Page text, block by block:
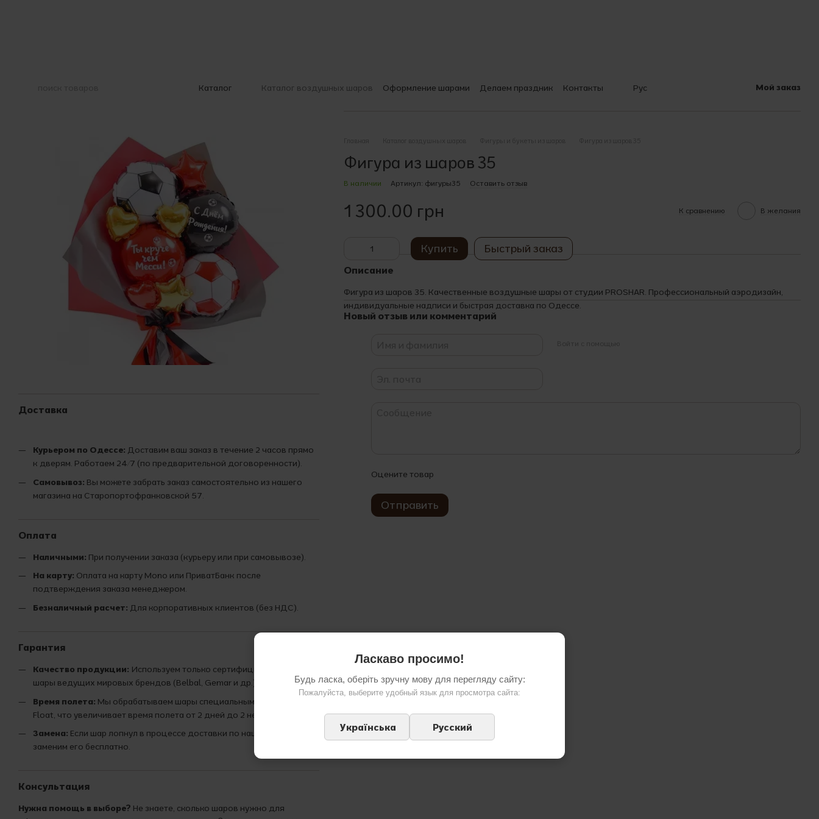
Каталог Каталог воздушных шаров Оформление шарами Делаем праздник
Контакты
Рус Мой заказ
Доставка
Курьером по Одессе: Доставим ваш заказ в течение 2 часов прямо
к дверям. Работаем 24/7 (по предварительной договоренности).
Самовывоз: Вы можете забрать заказ самостоятельно из нашего
магазина на Старопортофранковской 57.
Оплата
Наличными: При получении заказа (курьеру или при самовывозе).
На карту: Оплата на карту Mono или ПриватБанк после
подтверждения заказа менеджером.
Безналичный расчет: Для корпоративных клиентов (без НДС).
Гарантия
Качество продукции: Используем только сертифицированные
шары ведущих мировых брендов (Belbal, Gemar и др.).
Время полета: Мы обрабатываем шары специальным составом Hi-
Float, что увеличивает время полета от 2 дней до 2 недель.
Замена: Если шар лопнул в процессе доставки по нашей вине — мы
заменим его бесплатно.
Консультация
Нужна помощь в выборе? Не знаете, сколько шаров нужно для
Фигура из шаров 35
В наличии Артикул: фигуры35 Оставить отзыв
1 300.00 грн К сравнению В желания
Купить Быстрый заказ
Описание
Фигура из шаров 35. Качественные воздушные шары от студии PROSHAR. Профессиональный аэродизайн,
индивидуальные надписи и быстрая доставка по Одессе.
Новый отзыв или комментарий
Оцените товар
Отправить
Ласкаво просимо!
Будь ласка, оберіть зручну мову для перегляду сайту:
Пожалуйста, выберите удобный язык для просмотра сайта:
Українська Русский